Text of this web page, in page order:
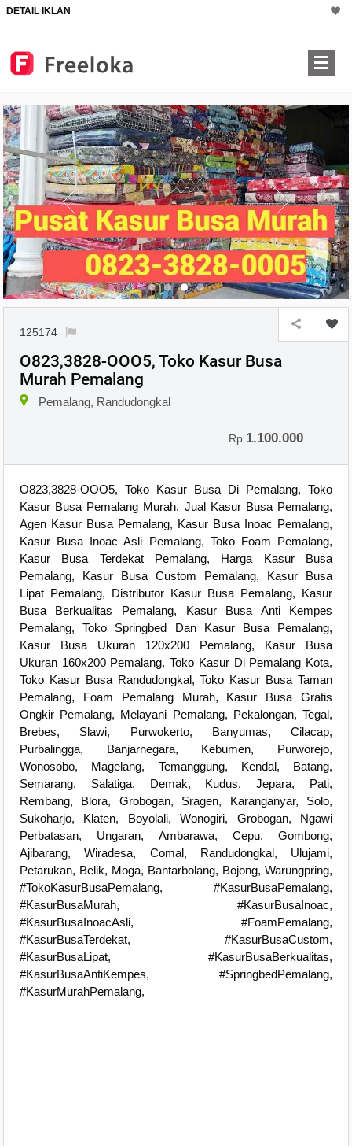
DETAIL IKLAN
125174
O823,3828-OOO5, Toko Kasur Busa
Murah Pemalang
Pemalang, Randudongkal
Rp 1.100.000
O823,3828-OOO5, Toko Kasur Busa Di Pemalang, Toko
Kasur Busa Pemalang Murah, Jual Kasur Busa Pemalang,
Agen Kasur Busa Pemalang, Kasur Busa Inoac Pemalang,
Kasur Busa Inoac Asli Pemalang, Toko Foam Pemalang,
Kasur Busa Terdekat Pemalang, Harga Kasur Busa
Pemalang, Kasur Busa Custom Pemalang, Kasur Busa
Lipat Pemalang, Distributor Kasur Busa Pemalang, Kasur
Busa Berkualitas Pemalang, Kasur Busa Anti Kempes
Pemalang, Toko Springbed Dan Kasur Busa Pemalang,
Kasur Busa Ukuran 120x200 Pemalang, Kasur Busa
Ukuran 160x200 Pemalang, Toko Kasur Di Pemalang Kota,
Toko Kasur Busa Randudongkal, Toko Kasur Busa Taman
Pemalang, Foam Pemalang Murah, Kasur Busa Gratis
Ongkir Pemalang, Melayani Pemalang, Pekalongan, Tegal,
Brebes, Slawi, Purwokerto, Banyumas, Cilacap,
Purbalingga, Banjarnegara, Kebumen, Purworejo,
Wonosobo, Magelang, Temanggung, Kendal, Batang,
Semarang, Salatiga, Demak, Kudus, Jepara, Pati,
Rembang, Blora, Grobogan, Sragen, Karanganyar, Solo,
Sukoharjo, Klaten, Boyolali, Wonogiri, Grobogan, Ngawi
Perbatasan, Ungaran, Ambarawa, Cepu, Gombong,
Ajibarang, Wiradesa, Comal, Randudongkal, Ulujami,
Petarukan, Belik, Moga, Bantarbolang, Bojong, Warungpring,
#TokoKasurBusaPemalang, #KasurBusaPemalang,
#KasurBusaMurah, #KasurBusaInoac,
#KasurBusaInoacAsli, #FoamPemalang,
#KasurBusaTerdekat, #KasurBusaCustom,
#KasurBusaLipat, #KasurBusaBerkualitas,
#KasurBusaAntiKempes, #SpringbedPemalang,
#KasurMurahPemalang,